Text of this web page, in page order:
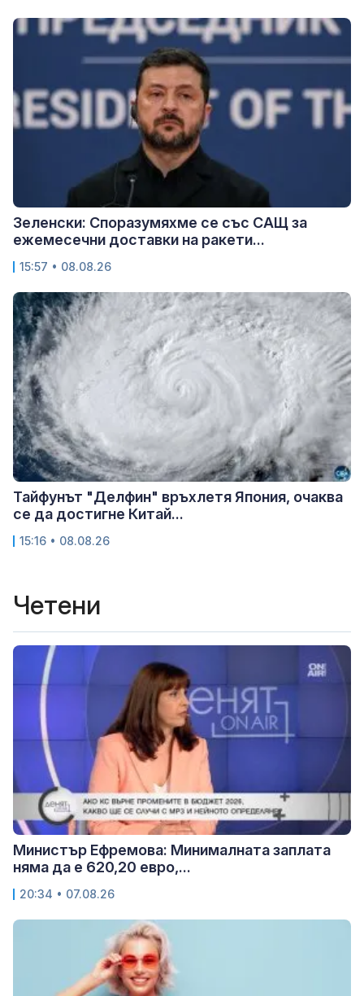
Зеленски: Споразумяхме се със САЩ за
ежемесечни доставки на ракети...
15:57 • 08.08.26
Тайфунът "Делфин" връхлетя Япония, очаква
се да достигне Китай...
15:16 • 08.08.26
Четени
Министър Ефремова: Минималната заплата
няма да е 620,20 евро,...
20:34 • 07.08.26